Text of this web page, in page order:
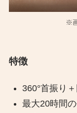
※
特徴
360°首振り
最大20時間